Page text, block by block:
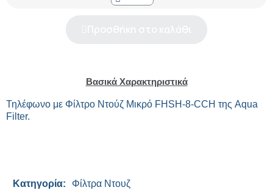
Βασικά Χαρακτηριστικά
Τηλέφωνο με Φίλτρο Ντούζ Μικρό FHSH-8-CCH της Aqua
Filter.
Κατηγορία
Φίλτρα Ντουζ